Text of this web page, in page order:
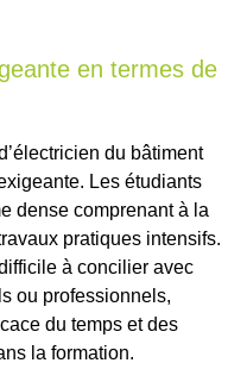
en termes de
du bâtiment
Les étudiants
dense comprenant à la
pratiques intensifs.
à concilier avec
ou professionnels,
du temps et des
la formation.